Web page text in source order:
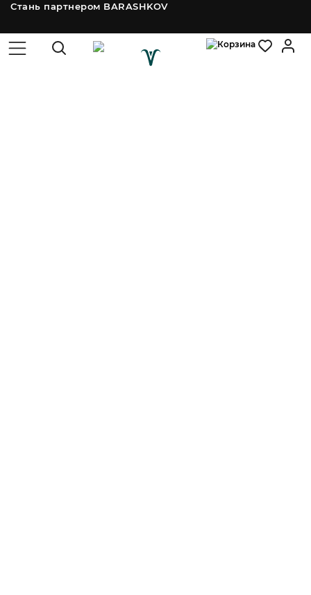
Стань партнером BARASHKOV